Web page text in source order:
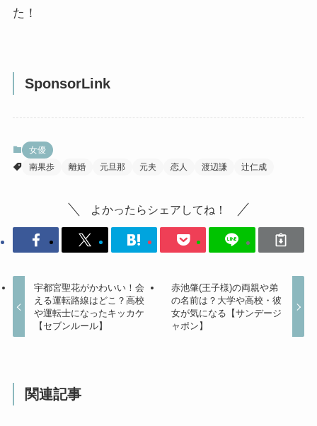
た！
SponsorLink
女優
南果歩
離婚 元旦那 元夫 恋人 渡辺謙 辻仁成
よかったらシェアしてね！
宇都宮聖花がかわいい！会
える運転路線はどこ？高校
や運転士になったキッカケ
【セブンルール】
赤池肇(王子様)の両親や弟
の名前は？大学や高校・彼
女が気になる【サンデージ
ャポン】
関連記事